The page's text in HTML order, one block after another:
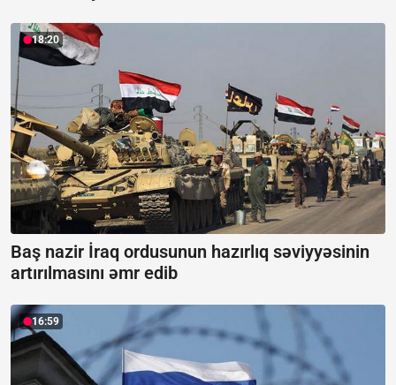
18:20
Baş nazir İraq ordusunun hazırlıq səviyyəsinin
artırılmasını əmr edib
16:59